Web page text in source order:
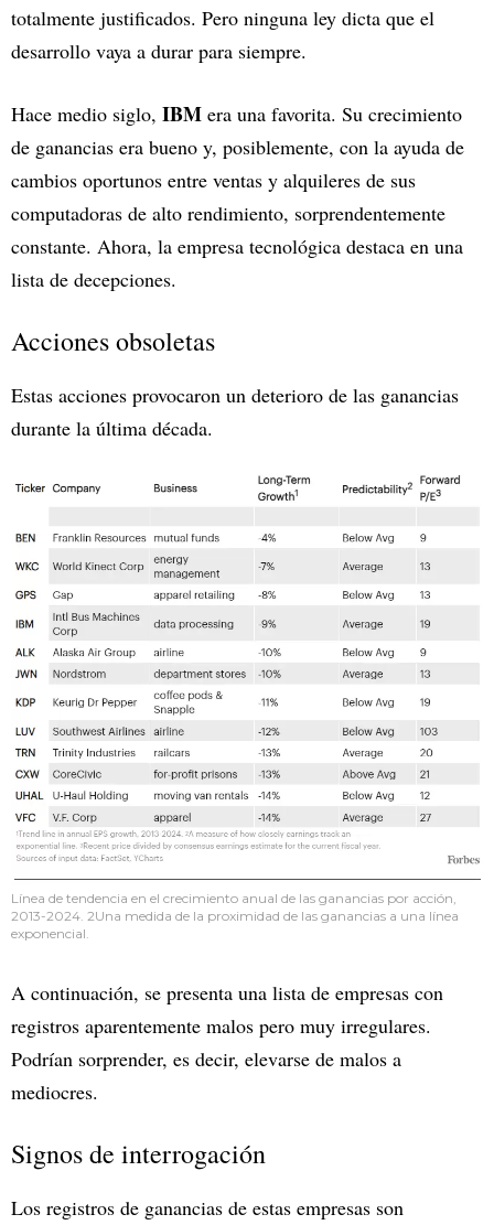
totalmente justificados. Pero ninguna ley dicta que el
desarrollo vaya a durar para siempre.
Hace medio siglo, IBM era una favorita. Su crecimiento
de ganancias era bueno y, posiblemente, con la ayuda de
cambios oportunos entre ventas y alquileres de sus
computadoras de alto rendimiento, sorprendentemente
constante. Ahora, la empresa tecnológica destaca en una
lista de decepciones.
Acciones obsoletas
Estas acciones provocaron un deterioro de las ganancias
durante la última década.
Línea de tendencia en el crecimiento anual de las ganancias por acción,
2013-2024. 2Una medida de la proximidad de las ganancias a una línea
exponencial.
A continuación, se presenta una lista de empresas con
registros aparentemente malos pero muy irregulares.
Podrían sorprender, es decir, elevarse de malos a
mediocres.
Signos de interrogación
Los registros de ganancias de estas empresas son